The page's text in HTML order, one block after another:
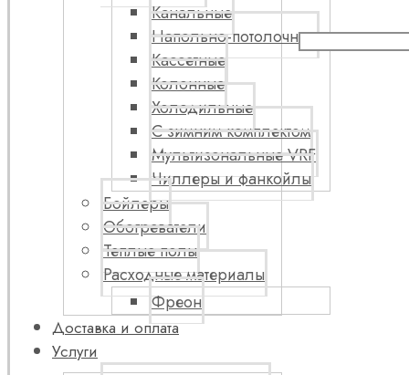
Канальные
Напольно-потолочные
Кассетные
Колонные
Холодильные
С зимним комплектом
Мультизональные VRF
Чиллеры и фанкойлы
Бойлеры
Обогреватели
Теплые полы
Расходные материалы
Фреон
Доставка и оплата
Услуги